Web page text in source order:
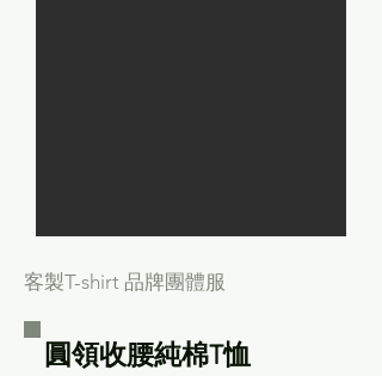
客製T-shirt 品牌團體服
圓領收腰純棉T恤